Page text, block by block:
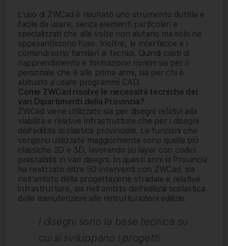
L’uso di ZWCad è risultato uno strumento duttile e
facile da usare, senza elementi particolari e
specializzati che alle volte non aiutano ma solo ne
appesantiscono l’uso. Inoltre, le interfacce e i
comandi sono familiari ai tecnici. Quindi costi di
riapprendimento e formazione minimi sia per il
personale che è alle prime armi, sia per chi è
abituato a usare programmi CAD.
Come ZWCad risolve le necessità tecniche dei
vari Dipartimenti della Provincia?
ZWCad viene utilizzato sia per disegni relativi alla
viabilità e relative infrastrutture che per i disegni
dell’edilizia scolastica provinciale. Le funzioni che
vengono utilizzate maggiormente sono quelle più
classiche 2D e 3D, lavorando su layer con codici
prestabiliti in vari disegni. In questi anni la Provincia
ha realizzato oltre 50 interventi con ZWCad, sia
nell’ambito della progettazione stradale e relative
infrastrutture, sia nell’ambito dell’edilizia scolastica
dalle manutenzioni alle ristrutturazioni edilizie.
I disegni sono la base tecnica su
cui si sviluppano i progetti.